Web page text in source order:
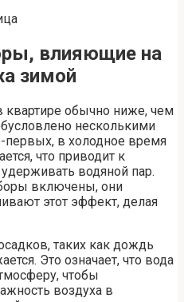
влияющие на
зимой
квартире обычно ниже, чем
несколькими
в холодное время
что приводит к
водяной пар.
включены, они
этот эффект, делая
таких как дождь
Это означает, что вода
чтобы
воздуха в